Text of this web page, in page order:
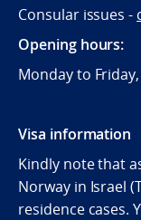
Consular issues -
Opening hours:
Monday to
Visa information
Kindly note that
Norway in Israel
residence cases.